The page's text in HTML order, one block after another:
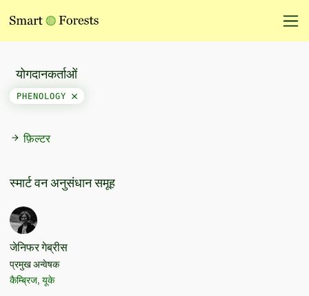
फ़िल्टर
योगदानकर्ताओं
PHENOLOGY
स्मार्ट वन अनुसंधान समूह
जेनिफर गेब्रीस
प्रमुख अन्वेषक
कैम्ब्रिज, यूके